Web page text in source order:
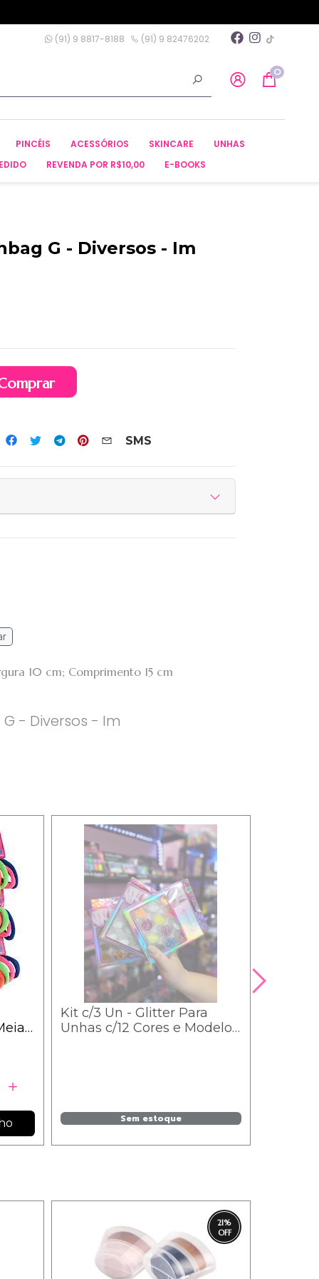
(91) 9 8817-8188 (91) 9 82476202
0
PINCÉIS ACESSÓRIOS SKINCARE
UNHAS
REVENDA POR R$10,00 E-BOOKS
G - Diversos - Im
SMS
10 cm; Comprimento 15 cm
- Diversos - Im
Kit c/3 Un - Glitter Para
Unhas c/12 Cores e Modelos
Sem estoque
21%